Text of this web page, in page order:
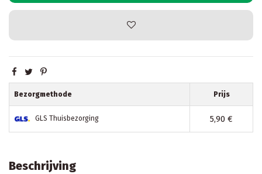
Bezorgmethode Prijs
GLS Thuisbezorging 5,90 €
Beschrijving